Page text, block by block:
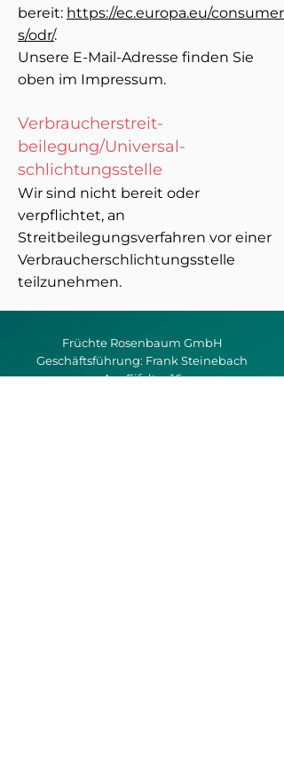
bereit: https://ec.europa.eu/consumer
s/odr/.
Unsere E-Mail-Adresse finden Sie
oben im Impressum.
Verbraucher­streit­
beilegung/Universal­
schlichtungs­stelle
Wir sind nicht bereit oder
verpflichtet, an
Streitbeilegungsverfahren vor einer
Verbraucherschlichtungsstelle
teilzunehmen.
Früchte Rosenbaum GmbH
Geschäftsführung: Frank Steinebach
Am Eifeltor 16